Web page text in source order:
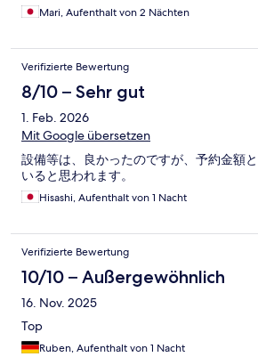
Mari, Aufenthalt von 2 Nächten
Verifizierte Bewertung
8/10 – Sehr gut
1. Feb. 2026
Mit Google übersetzen
設備等は、良かったのですが、予約金額
いると思われます。
Hisashi, Aufenthalt von 1 Nacht
Verifizierte Bewertung
10/10 – Außergewöhnlich
16. Nov. 2025
Top
Ruben, Aufenthalt von 1 Nacht